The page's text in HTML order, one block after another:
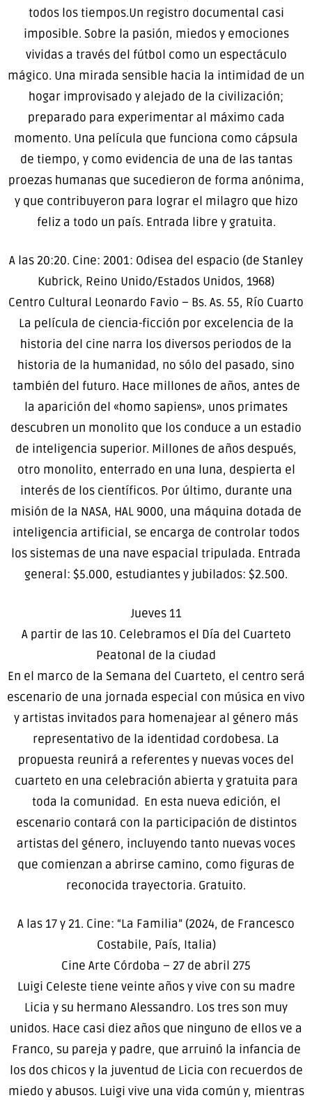
todos los tiempos.Un registro documental casi
imposible. Sobre la pasión, miedos y emociones
vividas a través del fútbol como un espectáculo
mágico. Una mirada sensible hacia la intimidad de un
hogar improvisado y alejado de la civilización;
preparado para experimentar al máximo cada
momento. Una película que funciona como cápsula
de tiempo, y como evidencia de una de las tantas
proezas humanas que sucedieron de forma anónima,
y que contribuyeron para lograr el milagro que hizo
feliz a todo un país. Entrada libre y gratuita.
A las 20:20. Cine: 2001: Odisea del espacio (de Stanley
Kubrick, Reino Unido/Estados Unidos, 1968)
Centro Cultural Leonardo Favio – Bs. As. 55, Río Cuarto
La película de ciencia-ficción por excelencia de la
historia del cine narra los diversos periodos de la
historia de la humanidad, no sólo del pasado, sino
también del futuro. Hace millones de años, antes de
la aparición del «homo sapiens», unos primates
descubren un monolito que los conduce a un estadio
de inteligencia superior. Millones de años después,
otro monolito, enterrado en una luna, despierta el
interés de los científicos. Por último, durante una
misión de la NASA, HAL 9000, una máquina dotada de
inteligencia artificial, se encarga de controlar todos
los sistemas de una nave espacial tripulada. Entrada
general: $5.000, estudiantes y jubilados: $2.500.
Jueves 11
A partir de las 10. Celebramos el Día del Cuarteto
Peatonal de la ciudad
En el marco de la Semana del Cuarteto, el centro será
escenario de una jornada especial con música en vivo
y artistas invitados para homenajear al género más
representativo de la identidad cordobesa. La
propuesta reunirá a referentes y nuevas voces del
cuarteto en una celebración abierta y gratuita para
toda la comunidad. En esta nueva edición, el
escenario contará con la participación de distintos
artistas del género, incluyendo tanto nuevas voces
que comienzan a abrirse camino, como figuras de
reconocida trayectoria. Gratuito.
A las 17 y 21. Cine: “La Familia” (2024, de Francesco
Costabile, País, Italia)
Cine Arte Córdoba – 27 de abril 275
Luigi Celeste tiene veinte años y vive con su madre
Licia y su hermano Alessandro. Los tres son muy
unidos. Hace casi diez años que ninguno de ellos ve a
Franco, su pareja y padre, que arruinó la infancia de
los dos chicos y la juventud de Licia con recuerdos de
miedo y abusos. Luigi vive una vida común y, mientras